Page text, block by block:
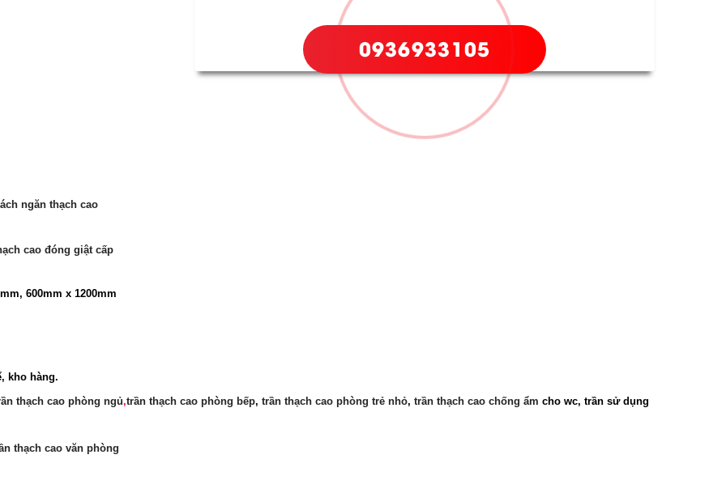
0936933105
ngăn thạch cao
cao đóng giật cấp
600mm x 1200mm
kho hàng.
thạch cao phòng ngủ,trần thạch cao phòng bếp, trần thạch cao phòng trẻ nhỏ, trần thạch cao chống ẩm cho wc, trần sử dụng
thạch cao văn phòng